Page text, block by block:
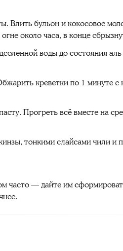
Влить бульон и кокосовое
около часа, в конце
воды до состояния аль
креветки по 1 минуте
Прогреть всё вместе на
тонкими слайсами чили и
часто — дайте им